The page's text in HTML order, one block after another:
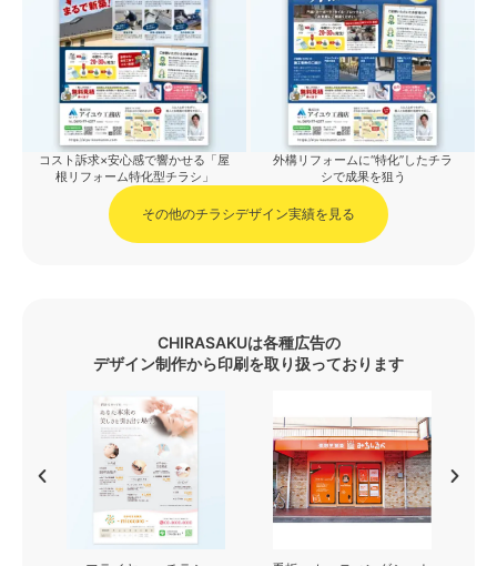
コスト訴求×安心感で響かせる「屋
根リフォーム特化型チラシ」
外構リフォームに“特化”したチラ
シで成果を狙う
その他のチラシデザイン実績を見る
CHIRASAKUは各種広告の
デザイン制作から印刷を取り扱っております